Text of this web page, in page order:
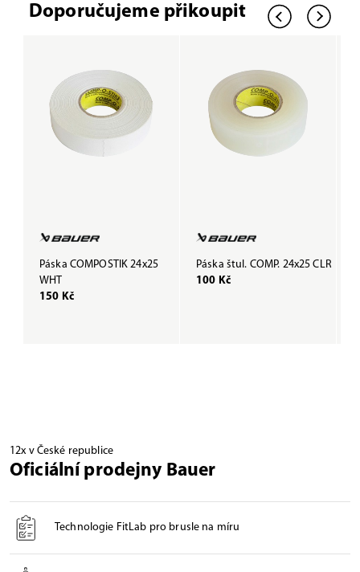
Doporučujeme přikoupit
Páska COMPOSTIK 24x25
WHT
150 Kč
Páska štul. COMP. 24x25 CLR
100 Kč
12x v České republice
Oficiální prodejny Bauer
Technologie FitLab pro brusle na míru